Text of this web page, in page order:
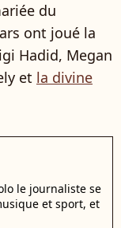
du
ont joué la
Hadid, Megan
et la divine
le journaliste se
et sport, et